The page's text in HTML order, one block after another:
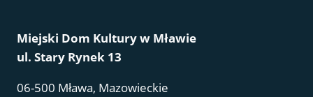
Miejski Dom Kultury w Mławie
ul. Stary Rynek 13
06-500 Mława, Mazowieckie